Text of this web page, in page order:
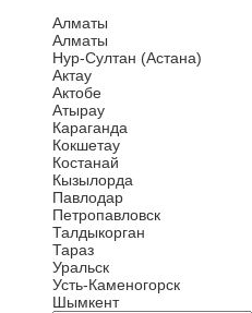
Алматы
Алматы
Нур-Султан (Астана)
Актау
Актобе
Атырау
Караганда
Кокшетау
Костанай
Кызылорда
Павлодар
Петропавловск
Талдыкорган
Тараз
Уральск
Усть-Каменогорск
Шымкент